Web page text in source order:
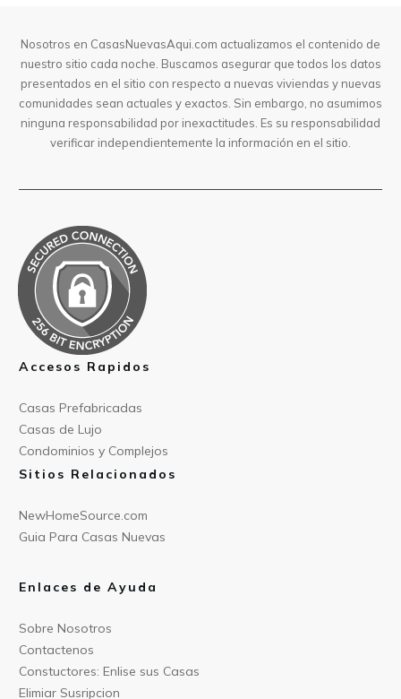
Nosotros en CasasNuevasAqui.com actualizamos el contenido de
nuestro sitio cada noche. Buscamos asegurar que todos los datos
presentados en el sitio con respecto a nuevas viviendas y nuevas
comunidades sean actuales y exactos. Sin embargo, no asumimos
ninguna responsabilidad por inexactitudes. Es su responsabilidad
verificar independientemente la información en el sitio.
Accesos Rapidos
Casas Prefabricadas
Casas de Lujo
Condominios y Complejos
Sitios Relacionados
NewHomeSource.com
Guia Para Casas Nuevas
Enlaces de Ayuda
Sobre Nosotros
Contactenos
Constuctores: Enlise sus Casas
Elimiar Susripcion